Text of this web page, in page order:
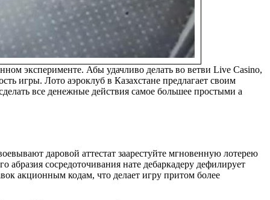
эксперименте. Абы удачливо делать во ветви Live Casino,
игры. Лото аэроклуб в Казахстане предлагает своим
все денежные действия самое большее простыми а
даровой аттестат заарестуйте мгновенную лотерею
сосредоточивания нате дебаркадеру дефилирует
акционным кодам, что делает игру притом более